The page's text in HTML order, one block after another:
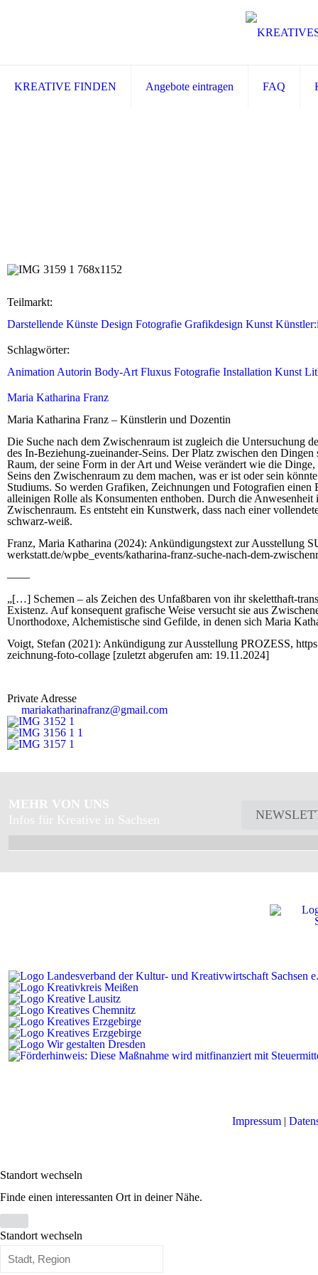
KREATIVE FINDEN Angebote eintragen FAQ
Teilmarkt:
Darstellende Künste Design Fotografie Grafikdesign Kunst
Schlagwörter:
Animation Autorin Body-Art Fluxus Fotografie Installation Kunst
Maria Katharina Franz
Maria Katharina Franz – Künstlerin und Dozentin
Die Suche nach dem Zwischenraum ist zugleich die Untersuchung
des In-Beziehung-zueinander-Seins. Der Platz zwischen den
Raum, der seine Form in der Art und Weise verändert wie die
Seins den Zwischenraum zu dem machen, was er ist oder sein
Studiums. So werden Grafiken, Zeichnungen und Fotografien
alleinigen Rolle als Konsumenten enthoben. Durch die
Zwischenraum. Es entsteht ein Kunstwerk, dass nach einer
schwarz-weiß.
Franz, Maria Katharina (2024): Ankündigungstext zur
werkstatt.de/wpbe_events/katharina-franz-suche-nach-dem-
——
„[…] Schemen – als Zeichen des Unfaßbaren von ihr skeletthaft-
Existenz. Auf konsequent grafische Weise versucht sie aus
Unorthodoxe, Alchemistische sind Gefilde, in denen sich Maria
Voigt, Stefan (2021): Ankündigung zur Ausstellung PROZESS,
zeichnung-foto-collage [zuletzt abgerufen am: 19.11.2024]
Private Adresse
mariakatharinafranz@gmail.com
MEHR VON UNS
Infos für Kreative in Sachsen
Impressum |
Standort wechseln
Finde einen interessanten Ort in deiner Nähe.
Standort wechseln